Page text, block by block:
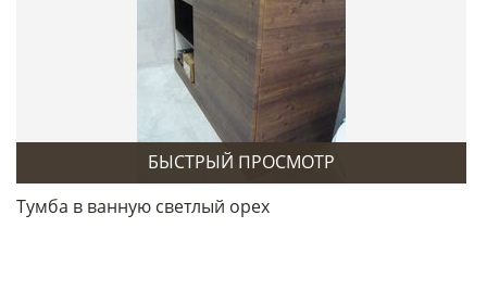
БЫСТРЫЙ ПРОСМОТР
Тумба в ванную светлый орех